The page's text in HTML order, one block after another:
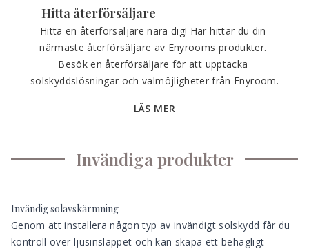
Hitta återförsäljare
Hitta en återförsäljare nära dig! Här hittar du din
närmaste återförsäljare av Enyrooms produkter.
Besök en återförsäljare för att upptäcka
solskyddslösningar och valmöjligheter från Enyroom.
LÄS MER
Invändiga produkter
Invändig solavskärmning
Genom att installera någon typ av invändigt solskydd får du
kontroll över ljusinsläppet och kan skapa ett behagligt